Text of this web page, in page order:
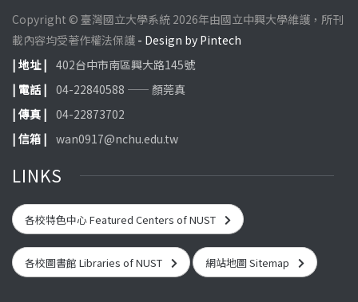
Copyright © 臺灣國立大學系統 2026年由國立中興大學維護，所刊
載內容均受著作權法保護 - Design by Pintech
| 地址 | 402台中市南區興大路145號
| 電話 | 04-22840588 —— 顏莞真
| 傳真 | 04-22873702
| 信箱 | wan0917@nchu.edu.tw
LINKS
各校特色中心 Featured Centers of NUST
各校圖書館 Libraries of NUST 網站地圖 Sitemap